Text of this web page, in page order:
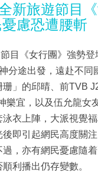
新旅遊節目
慮恐遭腰斬
目《女行團》強勢
分途出發，遠赴不同
」的邱晴、前TVB
樂宜，以及伍允龍女
衣上陣，大派視覺
即引起網民高度關
過，亦有網民憂慮隨
利播出仍存變數。